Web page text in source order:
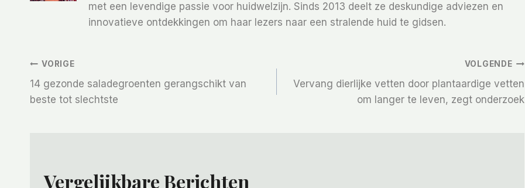
met een levendige passie voor huidwelzijn. Sinds 2013 deelt ze deskundige adviezen en
innovatieve ontdekkingen om haar lezers naar een stralende huid te gidsen.
Bericht
Navigatie
VORIGE
14 gezonde saladegroenten gerangschikt van
beste tot slechtste
VOLGENDE
Vervang dierlijke vetten door plantaardige vetten
om langer te leven, zegt onderzoek
Vergelijkbare Berichten